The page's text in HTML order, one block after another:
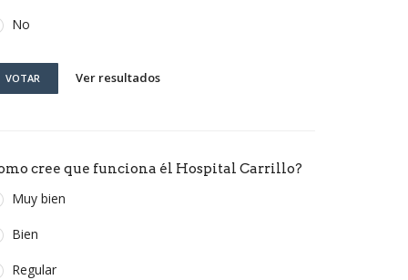
No
VOTAR Ver resultados
cree que funciona él Hospital Carrillo?
Muy bien
Bien
Regular